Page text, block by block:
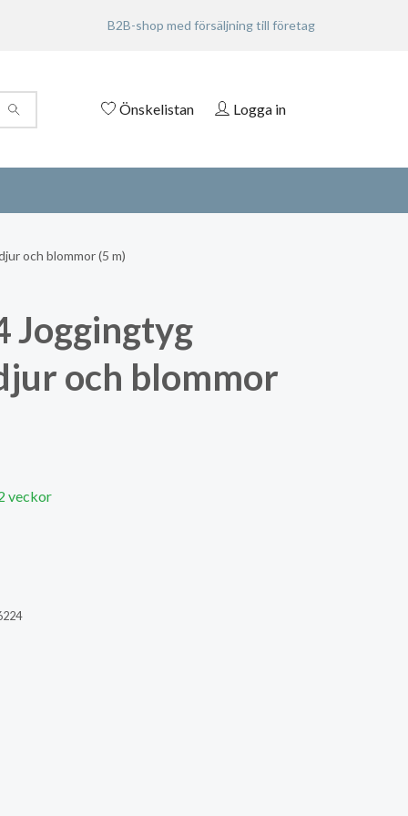
B2B-shop med försäljning till företag
Önskelistan Logga in
och blommor (5 m)
Joggingtyg
och blommor
veckor